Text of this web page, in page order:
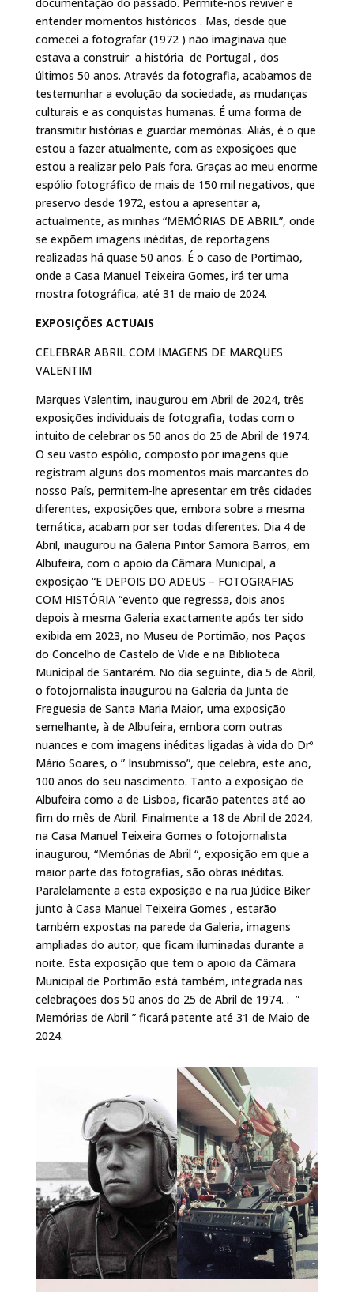
entender momentos históricos . Mas, desde que
comecei a fotografar (1972 ) não imaginava que
estava a construir a história de Portugal , dos
últimos 50 anos. Através da fotografia, acabamos de
testemunhar a evolução da sociedade, as mudanças
culturais e as conquistas humanas. É uma forma de
transmitir histórias e guardar memórias. Aliás, é o que
estou a fazer atualmente, com as exposições que
estou a realizar pelo País fora. Graças ao meu enorme
espólio fotográfico de mais de 150 mil negativos, que
preservo desde 1972, estou a apresentar a,
actualmente, as minhas “MEMÓRIAS DE ABRIL”, onde
se expõem imagens inéditas, de reportagens
realizadas há quase 50 anos. É o caso de Portimão,
onde a Casa Manuel Teixeira Gomes, irá ter uma
mostra fotográfica, até 31 de maio de 2024.
EXPOSIÇÕES ACTUAIS
CELEBRAR ABRIL COM IMAGENS DE MARQUES
VALENTIM
Marques Valentim, inaugurou em Abril de 2024, três
exposições individuais de fotografia, todas com o
intuito de celebrar os 50 anos do 25 de Abril de 1974.
O seu vasto espólio, composto por imagens que
registram alguns dos momentos mais marcantes do
nosso País, permitem-lhe apresentar em três cidades
diferentes, exposições que, embora sobre a mesma
temática, acabam por ser todas diferentes. Dia 4 de
Abril, inaugurou na Galeria Pintor Samora Barros, em
Albufeira, com o apoio da Câmara Municipal, a
exposição “E DEPOIS DO ADEUS – FOTOGRAFIAS
COM HISTÓRIA “evento que regressa, dois anos
depois à mesma Galeria exactamente após ter sido
exibida em 2023, no Museu de Portimão, nos Paços
do Concelho de Castelo de Vide e na Biblioteca
Municipal de Santarém. No dia seguinte, dia 5 de Abril,
o fotojornalista inaugurou na Galeria da Junta de
Freguesia de Santa Maria Maior, uma exposição
semelhante, à de Albufeira, embora com outras
nuances e com imagens inéditas ligadas à vida do Drº
Mário Soares, o ” Insubmisso”, que celebra, este ano,
100 anos do seu nascimento. Tanto a exposição de
Albufeira como a de Lisboa, ficarão patentes até ao
fim do mês de Abril. Finalmente a 18 de Abril de 2024,
na Casa Manuel Teixeira Gomes o fotojornalista
inaugurou, “Memórias de Abril “, exposição em que a
maior parte das fotografias, são obras inéditas.
Paralelamente a esta exposição e na rua Júdice Biker
junto à Casa Manuel Teixeira Gomes , estarão
também expostas na parede da Galeria, imagens
ampliadas do autor, que ficam iluminadas durante a
noite. Esta exposição que tem o apoio da Câmara
Municipal de Portimão está também, integrada nas
celebrações dos 50 anos do 25 de Abril de 1974. . ”
Memórias de Abril ” ficará patente até 31 de Maio de
2024.